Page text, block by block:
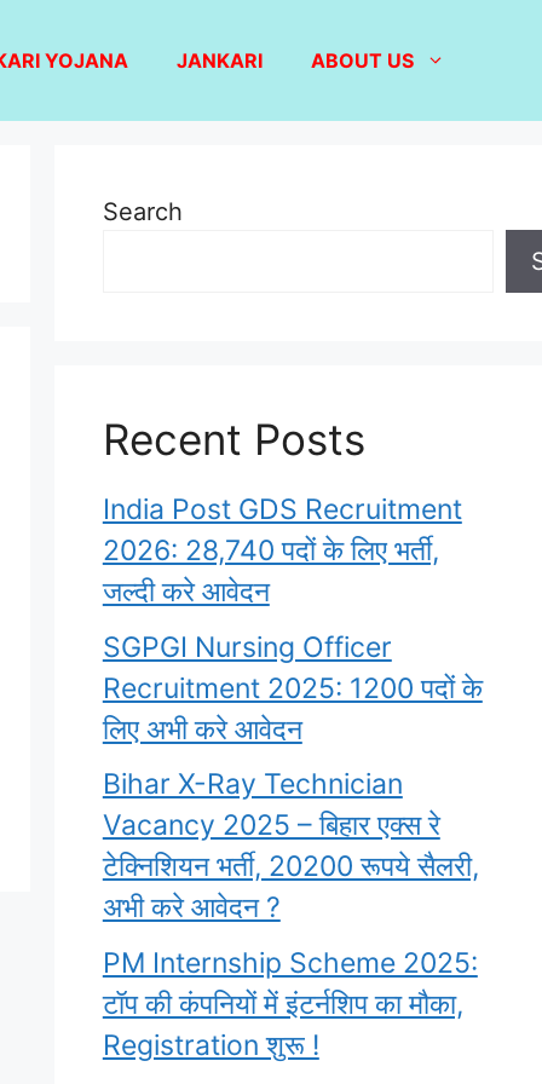
YOJANA JANKARI ABOUT US
Search
Recent Posts
India Post GDS Recruitment
2026: 28,740 पदों के लिए भर्ती,
जल्दी करे आवेदन
SGPGI Nursing Officer
Recruitment 2025: 1200 पदों के
लिए अभी करे आवेदन
Bihar X-Ray Technician
Vacancy 2025 – बिहार एक्स रे
टेक्निशियन भर्ती, 20200 रूपये सैलरी,
अभी करे आवेदन ?
PM Internship Scheme 2025:
टॉप की कंपनियों में इंटर्नशिप का मौका,
Registration शुरू !